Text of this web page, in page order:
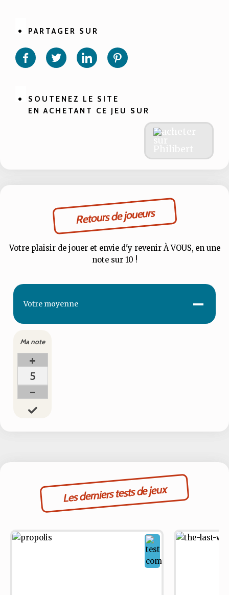
PARTAGER SUR
Partager
sur
Partager
sur sur
SOUTENEZ LE SITE
EN ACHETANT CE JEU SUR
Retours de joueurs
Votre plaisir de jouer et envie d'y revenir À VOUS, en une
note sur 10 !
Votre moyenne -
Ma note
+
5
-
Les derniers tests de jeux